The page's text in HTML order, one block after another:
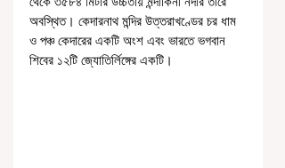
অবস্থিত। কেদারনাথ মন্দির উত্তরাখণ্ডের চর ধাম
ও পঞ্চ কেদারের একটি অংশ এবং ভারতে ভগবান
শিবের ১২টি জ্যোতির্লিঙ্গের একটি।